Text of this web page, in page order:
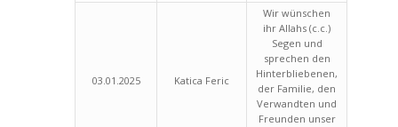
03.01.2025 Katica Feric
Wir wünschen
ihr Allahs (c.c.)
Segen und
sprechen den
Hinterbliebenen,
der Familie, den
Verwandten und
Freunden unser